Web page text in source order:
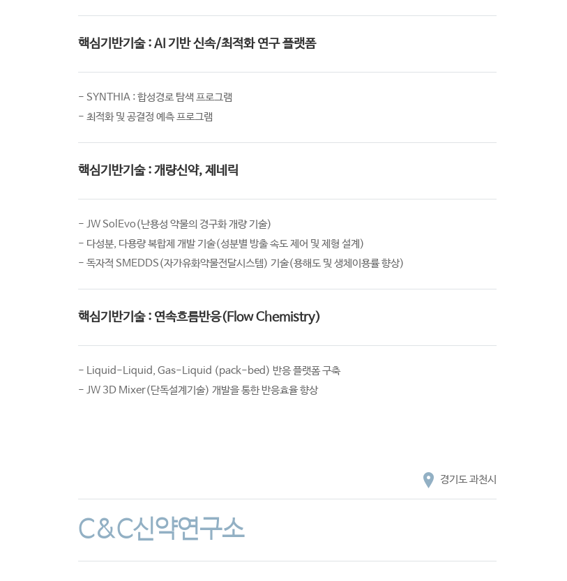
핵심기반기술 : AI 기반 신속/최적화 연구 플랫폼
- SYNTHIA : 합성경로 탐색 프로그램
- 최적화 및 공결정 예측 프로그램
핵심기반기술 : 개량신약, 제네릭
- JW SolEvo(난용성 약물의 경구화 개량 기술)
- 다성분, 다용량 복합제 개발 기술(성분별 방출 속도 제어 및 제형 설계)
- 독자적 SMEDDS(자가유화약물전달시스템) 기술(용해도 및 생체이용률 향상)
핵심기반기술 : 연속흐름반응(Flow Chemistry)
- Liquid-Liquid, Gas-Liquid (pack-bed) 반응 플랫폼 구축
- JW 3D Mixer(단독설계기술) 개발을 통한 반응효율 향상
경기도 과천시
C&C신약연구소